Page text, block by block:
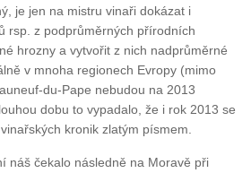
je jen na mistru vinaři dokázat i
rsp. z podprůměrných přírodních
hrozny a vytvořit z nich nadprůměrné
v mnoha regionech Evropy (mimo
du-Pape nebudou na 2013
dobu to vypadalo, že i rok 2013 se
kronik zlatým písmem.
náš čekalo následně na Moravě při